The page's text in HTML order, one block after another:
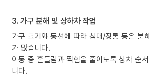
3. 가구 분해 및 상하차 작업
가구 크기와 동선에 따라 침대/장롱 등은 분
가 많습니다.
이동 중 흔들림과 찍힘을 줄이도록 상차 순
니다.